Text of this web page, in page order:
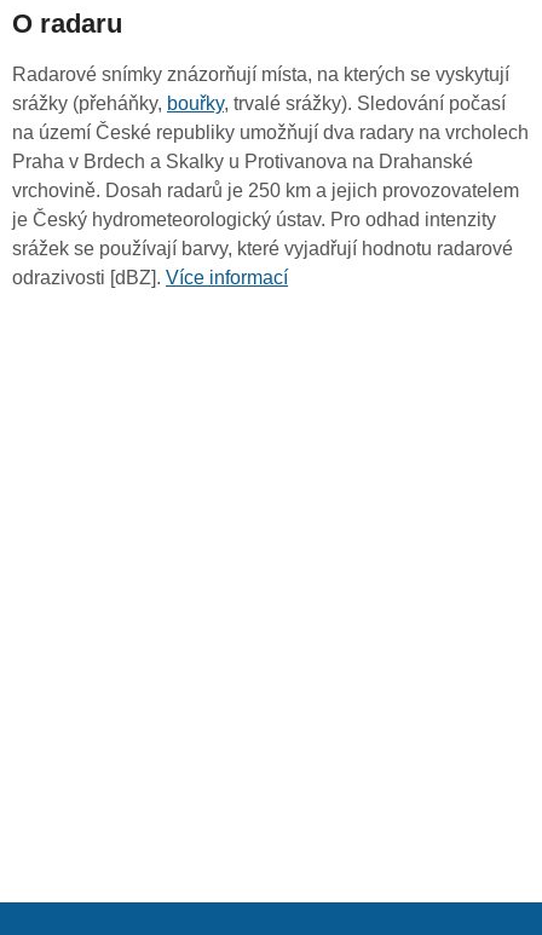
O radaru
Radarové snímky znázorňují místa, na kterých se vyskytují
srážky (přeháňky, bouřky, trvalé srážky). Sledování počasí
na území České republiky umožňují dva radary na vrcholech
Praha v Brdech a Skalky u Protivanova na Drahanské
vrchovině. Dosah radarů je 250 km a jejich provozovatelem
je Český hydrometeorologický ústav. Pro odhad intenzity
srážek se používají barvy, které vyjadřují hodnotu radarové
odrazivosti [dBZ]. Více informací